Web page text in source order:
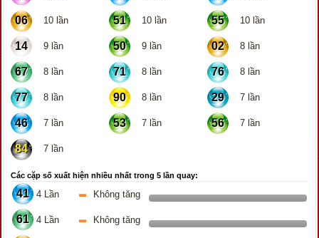
06 10 lần 51 10 lần 55 10 lần
14 9 lần 50 9 lần 02 8 lần
67 8 lần 71 8 lần 76 8 lần
77 8 lần 90 8 lần 29 7 lần
46 7 lần 53 7 lần 56 7 lần
84 7 lần
Các cặp số xuất hiện nhiều nhất trong 5 lần quay:
41 4 Lần Không tăng
61 4 Lần Không tăng